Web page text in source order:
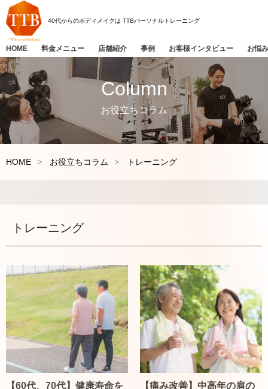
Column
お役立ちコラム
HOME お役立ちコラム トレーニング
トレーニング
【60代、70代】健康寿命を
【痛み改善】中高年の肩の
40代からのボディメイクは TTBパーソナルトレーニング
HOME 料金メニュー 店舗紹介 事例 お客様インタビュー お悩